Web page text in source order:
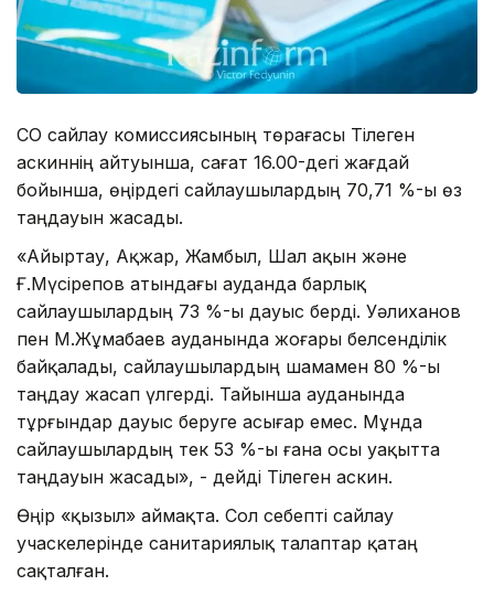
СҚО сайлау комиссиясының төрағасы Тілеген
Қаскиннің айтуынша, сағат 16.00-дегі жағдай
бойынша, өңірдегі сайлаушылардың 70,71 %-ы өз
таңдауын жасады.
«Айыртау, Ақжар, Жамбыл, Шал ақын және
Ғ.Мүсірепов атындағы ауданда барлық
сайлаушылардың 73 %-ы дауыс берді. Уәлиханов
пен М.Жұмабаев ауданында жоғары белсенділік
байқалады, сайлаушылардың шамамен 80 %-ы
таңдау жасап үлгерді. Тайынша ауданында
тұрғындар дауыс беруге асығар емес. Мұнда
сайлаушылардың тек 53 %-ы ғана осы уақытта
таңдауын жасады», - дейді Тілеген Қаскин.
Өңір «қызыл» аймақта. Сол себепті сайлау
учаскелерінде санитариялық талаптар қатаң
сақталған.